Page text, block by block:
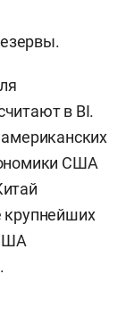
в BI.
США
крупнейших